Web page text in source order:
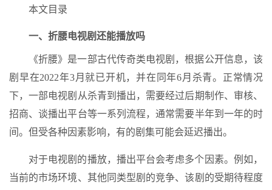
本文目录
一、折腰电视剧还能播放吗
《折腰》是一部古代传奇类电视剧，根据公开信息，该
剧早在2022年3月就已开机，并在同年6月杀青。正常情况
下，一部电视剧从杀青到播出，需要经过后期制作、审核、
招商、谈播出平台等一系列流程，通常需要半年到一年的时
间。但受各种因素影响，有的剧集可能会延迟播出。
对于电视剧的播放，播出平台会考虑多个因素。例如，
当前的市场环境、其他同类型剧的竞争、该剧的受期待程度